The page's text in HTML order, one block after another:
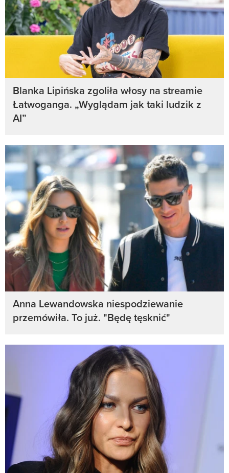
Blanka Lipińska zgoliła włosy na streamie
Łatwoganga. „Wyglądam jak taki ludzik z
AI”
Anna Lewandowska niespodziewanie
przemówiła. To już. "Będę tęsknić"